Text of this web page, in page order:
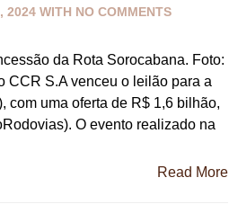
2024 WITH NO COMMENTS
da Rota Sorocabana. Foto:
CCR S.A venceu o leilão para a
com uma oferta de R$ 1,6 bilhão,
O evento realizado na
Read More